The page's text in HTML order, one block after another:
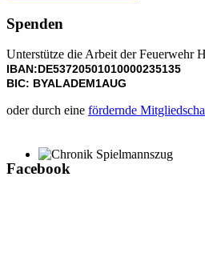
Chronik Spielmannszug
Spenden
Unterstütze die Arbeit der Feuerwehr
IBAN:DE53720501010000235135
BIC: BYALADEM1AUG
oder durch eine fördernde
Facebook